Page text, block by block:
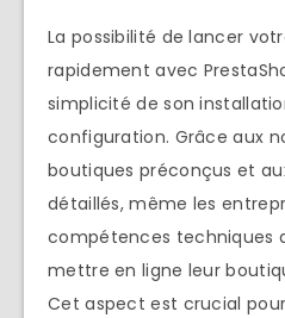
La possibilité de lancer
rapidement avec
simplicité de son
configuration. Grâce aux
boutiques préconçus et
détaillés, même les
compétences techniques
mettre en ligne leur
Cet aspect est crucial